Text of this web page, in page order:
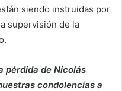
siendo instruidas por
supervisión de la
pérdida de Nicolás
condolencias a